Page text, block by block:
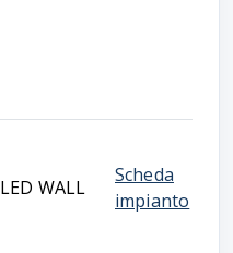
LED WALL
Scheda
impianto